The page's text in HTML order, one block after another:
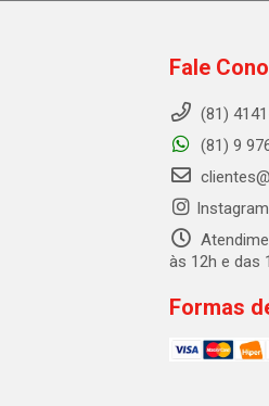
Fale
(81)
(81) 9
Instagram
às 12h e das
Formas